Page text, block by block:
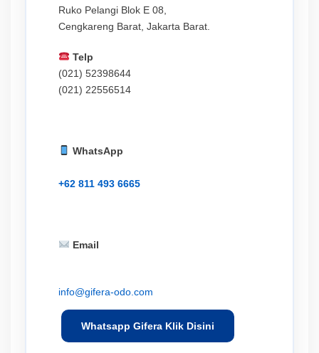
Ruko Pelangi Blok E 08,
Cengkareng Barat, Jakarta Barat.
Telp
(021) 52398644
(021) 22556514
WhatsApp
+62 811 493 6665
Email
info@gifera-odo.com
Whatsapp Gifera Klik Disini